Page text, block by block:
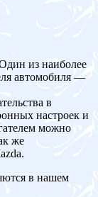
из наиболее
автомобиля —
в
настроек и
можно
же
в нашем